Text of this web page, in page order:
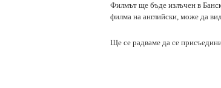
Филмът ще бъде излъчен в
филма на английски, може да
Ще се радваме да се